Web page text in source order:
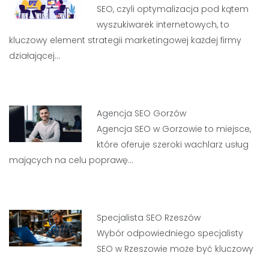
SEO, czyli optymalizacja pod kątem
wyszukiwarek internetowych, to
kluczowy element strategii marketingowej każdej firmy
działającej…
Agencja SEO Gorzów
Agencja SEO w Gorzowie to miejsce,
które oferuje szeroki wachlarz usług
mających na celu poprawę…
Specjalista SEO Rzeszów
Wybór odpowiedniego specjalisty
SEO w Rzeszowie może być kluczowy